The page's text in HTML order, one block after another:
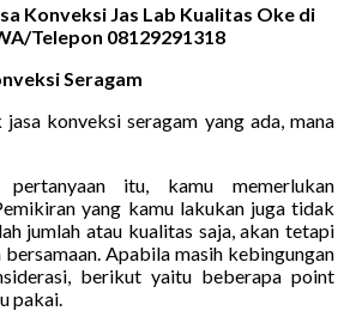
Konveksi Jas Lab Kualitas Oke di
Telepon 08129291318
Seragam
konveksi seragam yang ada, mana
pertanyaan itu, kamu memerlukan
yang kamu lakukan juga tidak
jumlah atau kualitas saja, akan tetapi
Apabila masih kebingungan
berikut yaitu beberapa point
pakai.